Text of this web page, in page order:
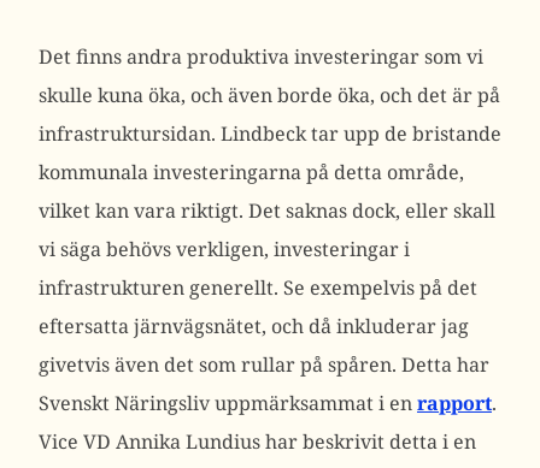
Det finns andra produktiva investeringar som vi
skulle kuna öka, och även borde öka, och det är på
infrastruktursidan. Lindbeck tar upp de bristande
kommunala investeringarna på detta område,
vilket kan vara riktigt. Det saknas dock, eller skall
vi säga behövs verkligen, investeringar i
infrastrukturen generellt. Se exempelvis på det
eftersatta järnvägsnätet, och då inkluderar jag
givetvis även det som rullar på spåren. Detta har
Svenskt Näringsliv uppmärksammat i enrapport.
Vice VD Annika Lundius har beskrivit detta i en